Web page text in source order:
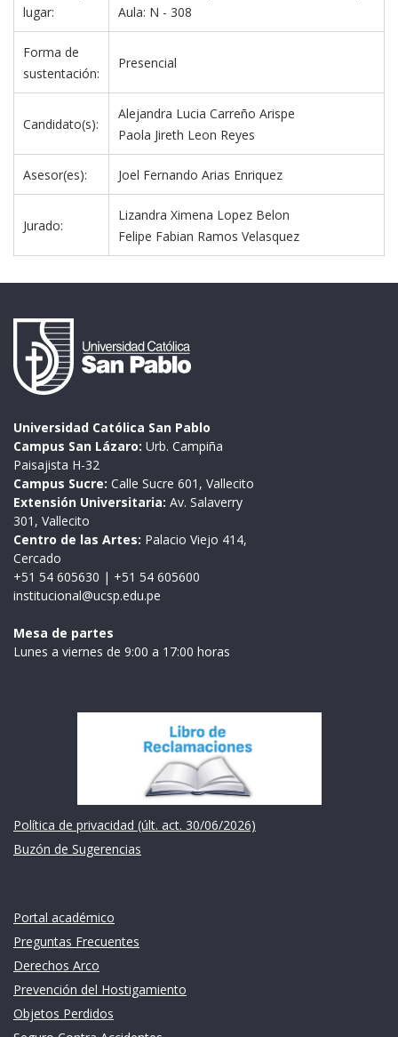
lugar:
Aula: N - 308
Forma de
sustentación:
Presencial
Candidato(s):
Alejandra Lucia Carreño Arispe
Paola Jireth Leon Reyes
Asesor(es): Joel Fernando Arias Enriquez
Jurado:
Lizandra Ximena Lopez Belon
Felipe Fabian Ramos Velasquez
Universidad Católica San Pablo
Campus San Lázaro: Urb. Campiña
Paisajista H-32
Campus Sucre: Calle Sucre 601, Vallecito
Extensión Universitaria: Av. Salaverry
301, Vallecito
Centro de las Artes: Palacio Viejo 414,
Cercado
+51 54 605630 | +51 54 605600
institucional@ucsp.edu.pe
Mesa de partes
Lunes a viernes de 9:00 a 17:00 horas
Política de privacidad (últ. act. 30/06/2026)
Buzón de Sugerencias
Portal académico
Preguntas Frecuentes
Derechos Arco
Prevención del Hostigamiento
Objetos Perdidos